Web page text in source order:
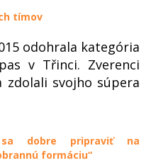
tímov
odohrala kategória
v Třinci. Zverenci
zdolali svojho súpera
sa dobre pripraviť na
formáciu“